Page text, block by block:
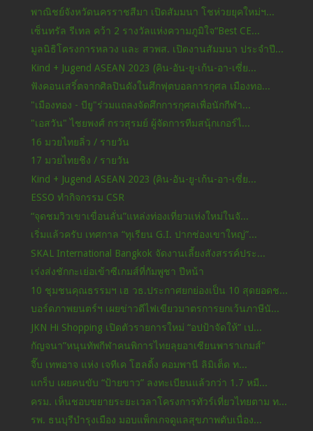
พาณิชย์จังหวัดนครราชสีมา เปิดสัมมนา โชห่วยยุคใหม่ฯ...
เซ็นทรัล รีเทล คว้า 2 รางวัลแห่งความภูมิใจ“Best CE...
มูลนิธิโครงการหลวง และ สวพส. เปิดงานสัมมนา ประจำปี...
Kind + Jugend ASEAN 2023 (คิน-อัน-ยู-เก้น-อา-เซี่ย...
ฟังคอนเสริ์ตจากศิลปินดังในศึกฟุตบอลการกุศล เมืองทอ...
"เมืองทอง - บียู"ร่วมแถลงจัดศึกการกุศลเพื่อนักกีฬา...
"เอสวัน" ไชยพงศ์ กรวสุรมย์ ผู้จัดการทีมสนุ้กเกอร์ไ...
16 มวยไทยลิ่ว / รายวัน
17 มวยไทยชิง / รายวัน
Kind + Jugend ASEAN 2023 (คิน-อัน-ยู-เก้น-อา-เซี่ย...
ESSO ทำกิจกรรม CSR
“จุดชมวิวเขาเขื่อนลั่น”แหล่งท่องเที่ยวแห่งใหม่ในจั...
เริ่มแล้วครับ เทศกาล “ทุเรียน G.I. ปากช่องเขาใหญ่”...
SKAL International Bangkok จัดงานเลี้ยงสังสรรค์ประ...
เร่งส่งชักกะเย่อเข้าซีเกมส์ที่กัมพูชา ปีหน้า
10 ชุมชนคุณธรรมฯ เฮ วธ.ประกาศยกย่องเป็น 10 สุดยอดช...
บอร์ดภาพยนตร์ฯ เผยข่าวดีไฟเขียวมาตรการยกเว้นภาษีนั...
JKN Hi Shopping เปิดตัวรายการใหม่ “อปป้าจัดให้” เป...
กัญจนา”หนุนทัพกีฬาคนพิการไทยลุยอาเซียนพาราเกมส์"
จี๊บ เทพอาจ แห่ง เจทีเค โฮลดิ้ง คอมพานี ลิมิเต็ด ท...
แกร็บ เผยคนขับ “ป้ายขาว” ลงทะเบียนแล้วกว่า 1.7 หมื...
ครม. เห็นชอบขยายระยะเวลาโครงการทัวร์เที่ยวไทยตาม ท...
รพ. ธนบุรีบำรุงเมือง มอบแพ็กเกจดูแลสุขภาพตับเนื่อง...